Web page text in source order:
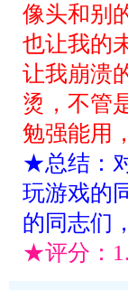
像头和别
也让我的
让我崩溃
烫，不管
勉强能用
★总结：
玩游戏的
的同志们
★评分：